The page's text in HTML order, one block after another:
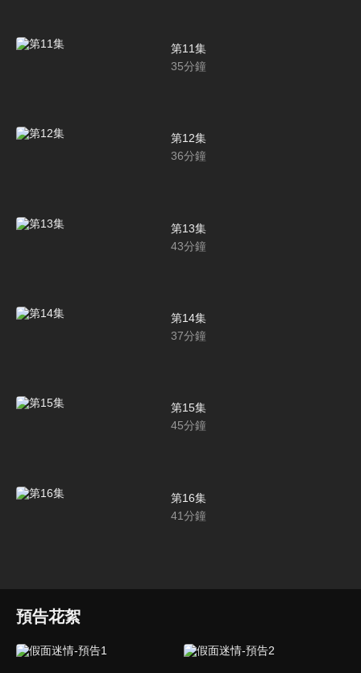
第11集
35分鐘
第12集
36分鐘
第13集
43分鐘
第14集
37分鐘
第15集
45分鐘
第16集
41分鐘
預告花絮